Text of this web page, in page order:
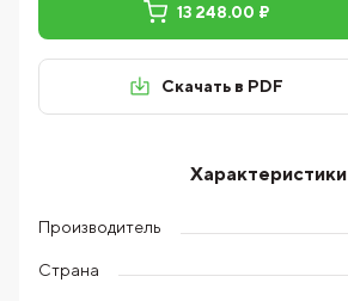
13 248.00 ₽
Скачать в PDF
Характеристики
Производитель
Страна